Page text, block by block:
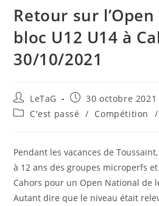
Retour sur
bloc U12 U14 à
30/10/2021
LeTaG
30 octobre 2021
C'est passé / Compétition /
Pendant les vacances de
à 12 ans des groupes microperfs
Cahors pour un Open National de
Autant dire que le niveau était